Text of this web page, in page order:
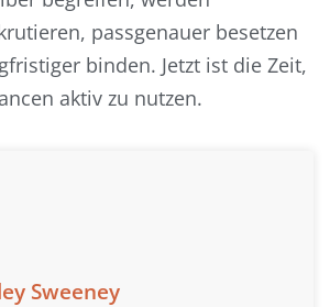
passgenauer besetzen
binden. Jetzt ist die Zeit,
aktiv zu nutzen.
Sweeney